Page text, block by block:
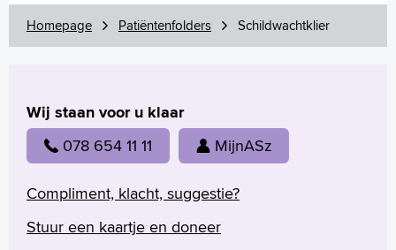
Homepage Patiëntenfolders Schildwachtklier
Wij staan voor u klaar
078 654 11 11 MijnASz
Compliment, klacht, suggestie?
Stuur een kaartje en doneer